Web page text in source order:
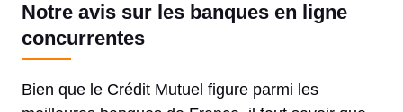
Notre avis sur les banques en ligne
concurrentes
Bien que le Crédit Mutuel figure parmi les